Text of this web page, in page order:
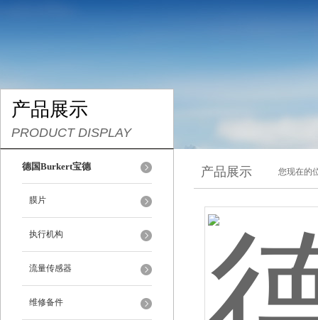
产品展示
PRODUCT DISPLAY
德国Burkert宝德
膜片
执行机构
流量传感器
维修备件
产品展示 您现在的